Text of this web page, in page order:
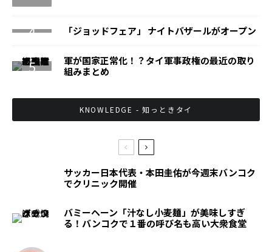
「ジョッドフェア」 ナイトバザールがオープン
軍が国家正常化！？タイ軍事政権の最近の取り
組みまとめ
KNOWLEDGE - 知っときタイ
サッカー日本代表・本田圭佑が今週末バンコク
でクリニック開催
バミーヘーン「汁なし小麦麺」が美味しすぎ
る！バンコクで１番の呼び名も高い大衆食堂